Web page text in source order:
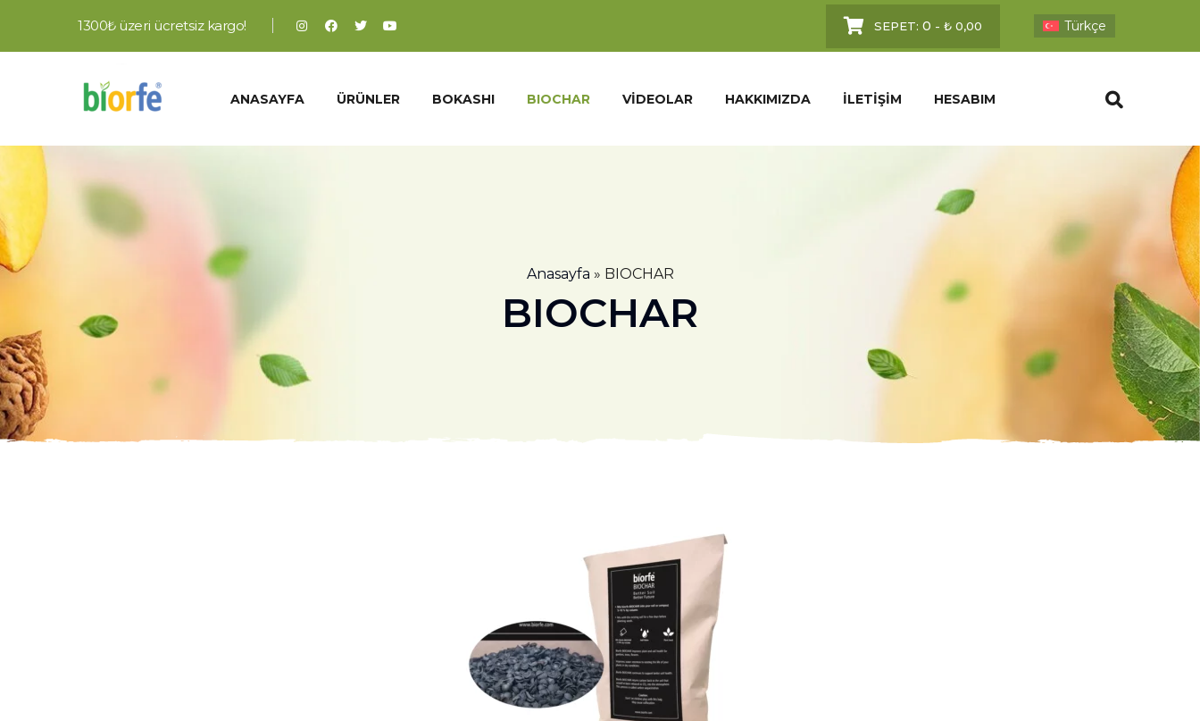
1300₺ üzeri ücretsiz kargo! SEPET:0 -₺ 0,00 Türkçe
ANASAYFA ÜRÜNLER BOKASHI BIOCHAR VIDEOLAR HAKKIMIZDA İLETIŞIM HESABIM
Anasayfa » BIOCHAR
BIOCHAR